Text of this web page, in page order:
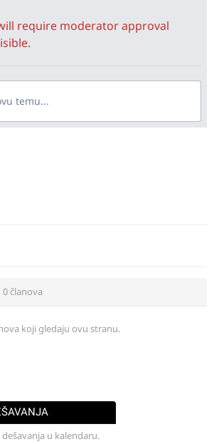
require moderator approval
temu...
0 članova
koji gledaju ovu stranu.
u kalendaru.